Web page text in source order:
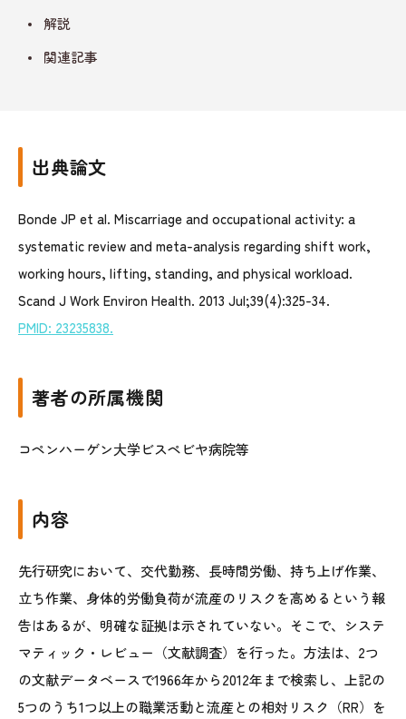
解説
関連記事
出典論文
Bonde JP et al. Miscarriage and occupational activity: a
systematic review and meta-analysis regarding shift work,
working hours, lifting, standing, and physical workload.
Scand J Work Environ Health. 2013 Jul;39(4):325-34.
PMID: 23235838.
著者の所属機関
コペンハーゲン大学ビスペビヤ病院等
内容
先行研究において、交代勤務、長時間労働、持ち上げ作業、
立ち作業、身体的労働負荷が流産のリスクを高めるという報
告はあるが、明確な証拠は示されていない。そこで、システ
マティック・レビュー（文献調査）を行った。方法は、2つ
の文献データベースで1966年から2012年まで検索し、上記の
5つのうち1つ以上の職業活動と流産との相対リスク（RR）を